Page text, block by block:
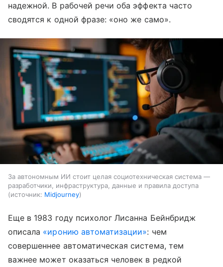
надежной. В рабочей речи оба эффекта часто
сводятся к одной фразе: «оно же само».
За автономным ИИ стоит целая социотехническая система —
разработчики, инфраструктура, данные и правила доступа
источник: Midjourney
Еще в 1983 году психолог Лисанна Бейнбридж
описала «иронию автоматизации»: чем
совершеннее автоматическая система, тем
важнее может оказаться человек в редкой